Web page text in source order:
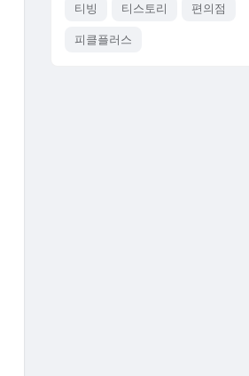
티빙 티스토리 편의점
피클플러스